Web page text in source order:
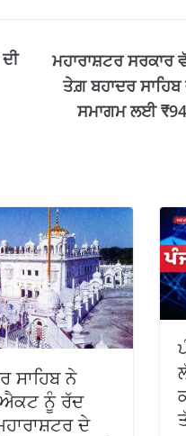
ਮਹਾਰਾਸ਼ਟਰ ਸਰਕਾਰ
ਤੇਗ਼ ਬਹਾਦਰ ਸਾਹਿਬ
ਸਮਾਗਮ ਲਈ
ਸਾਹਿਬ ਨੇ
ਐਕਟ ਨੂੰ ਰੱਦ
ਦੇ